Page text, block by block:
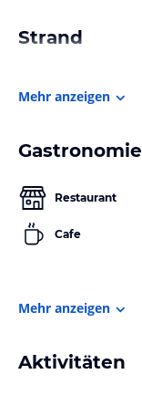
Strand
Mehr anzeigen
Gastronomie
Restaurant
Cafe
Mehr anzeigen
Aktivitäten